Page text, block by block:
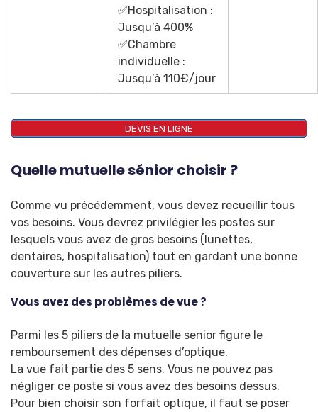
✅Hospitalisation :
Jusqu’à 400%
✅Chambre
individuelle :
Jusqu’à 110€/jour
DEVIS EN LIGNE
Quelle mutuelle sénior choisir ?
Comme vu précédemment, vous devez recueillir tous
vos besoins. Vous devrez privilégier les postes sur
lesquels vous avez de gros besoins (lunettes,
dentaires, hospitalisation) tout en gardant une bonne
couverture sur les autres piliers.
Vous avez des problèmes de vue ?
Parmi les 5 piliers de la mutuelle senior figure le
remboursement des dépenses d’optique.
La vue fait partie des 5 sens. Vous ne pouvez pas
négliger ce poste si vous avez des besoins dessus.
Pour bien choisir son forfait optique, il faut se poser